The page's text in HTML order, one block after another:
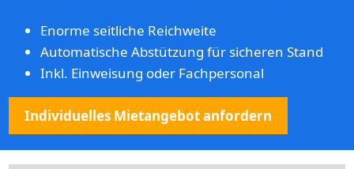
Enorme seitliche Reichweite
Automatische Abstützung für sicheren Stand
Inkl. Einweisung oder Fachpersonal
Individuelles Mietangebot anfordern